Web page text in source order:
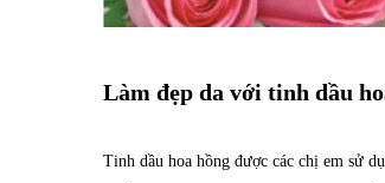
Làm đẹp da với tinh dầu
Tinh dầu hoa hồng được các chị em sử